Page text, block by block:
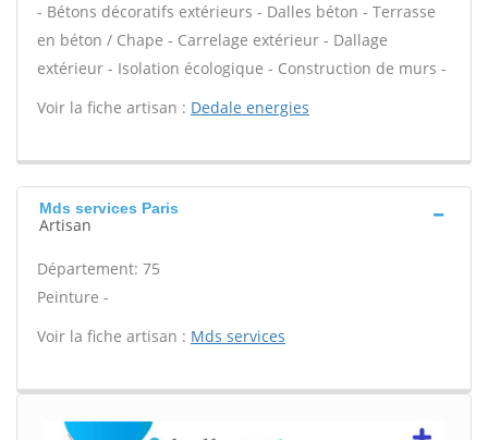
- Bétons décoratifs extérieurs - Dalles béton - Terrasse
en béton / Chape - Carrelage extérieur - Dallage
extérieur - Isolation écologique - Construction de murs -
Voir la fiche artisan : Dedale energies
Mds services Paris
Artisan
Département: 75
Peinture -
Voir la fiche artisan : Mds services